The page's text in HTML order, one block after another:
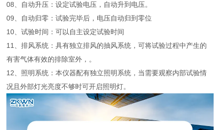
08、自动升压：设定试验电压，自动升到电压。
09、自动归零：试验完毕后，电压自动归到零位
10、试验时间：可以自主设定试验时间
11、排风系统：具有独立排风的抽风系统，可将试验过程中产生的
有害气体有效的排除室外，。
12、照明系统：本仪器配有独立照明系统，当需要观察内部试验情
况且外部灯光亮度不够时可开启照明灯。